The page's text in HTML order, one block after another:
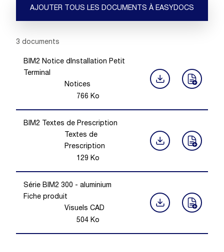
AJOUTER TOUS LES DOCUMENTS À EASYDOCS
Showing 1 -3
3 documents
BIM2 Notice dInstallation Petit
Terminal
Notices
766 Ko
BIM2 Textes de Prescription
Textes de
Prescription
129 Ko
Série BIM2 300 - aluminium
Fiche produit
Visuels CAD
504 Ko